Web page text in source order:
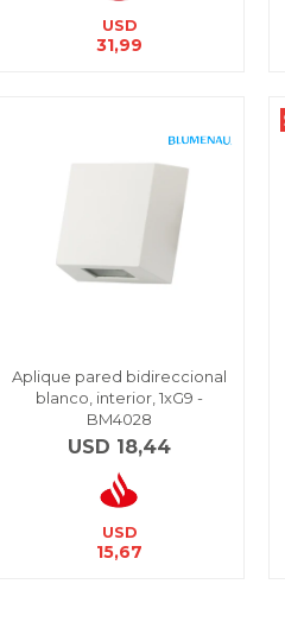
USD
31,99
Aplique pared bidireccional
blanco, interior, 1xG9 -
BM4028
USD 18,44
USD
15,67